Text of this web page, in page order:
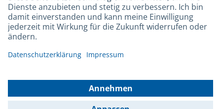
Rechtliches und Kontakt
Barrierefreiheit
Leichte Sprache
Gebärdensprache
Kontakt